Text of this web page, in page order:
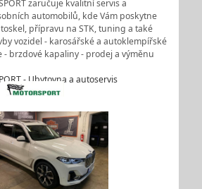
zaručuje kvalitní servis a
automobilů, kde Vám poskytne
přípravu na STK, tuning a také
vozidel - karosářské a autoklempířské
- brzdové kapaliny - prodej a výměnu
- Ubytovna a autoservis